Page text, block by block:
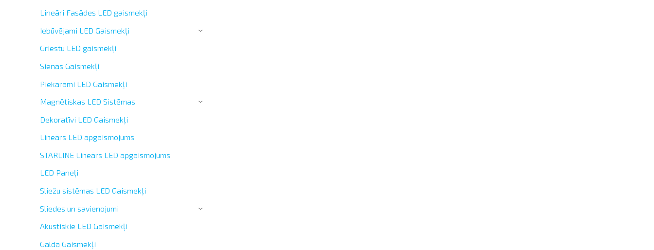
Lineāri Fasādes LED gaismekļi
Iebūvējami LED Gaismekļi
›
Griestu LED gaismekļi
Sienas Gaismekļi
Piekarami LED Gaismekļi
Magnētiskas LED Sistēmas
›
Dekoratīvi LED Gaismekļi
Lineārs LED apgaismojums
STARLINE Lineārs LED apgaismojums
LED Paneļi
Sliežu sistēmas LED Gaismekļi
Sliedes un savienojumi
›
Akustiskie LED Gaismekļi
Galda Gaismekļi